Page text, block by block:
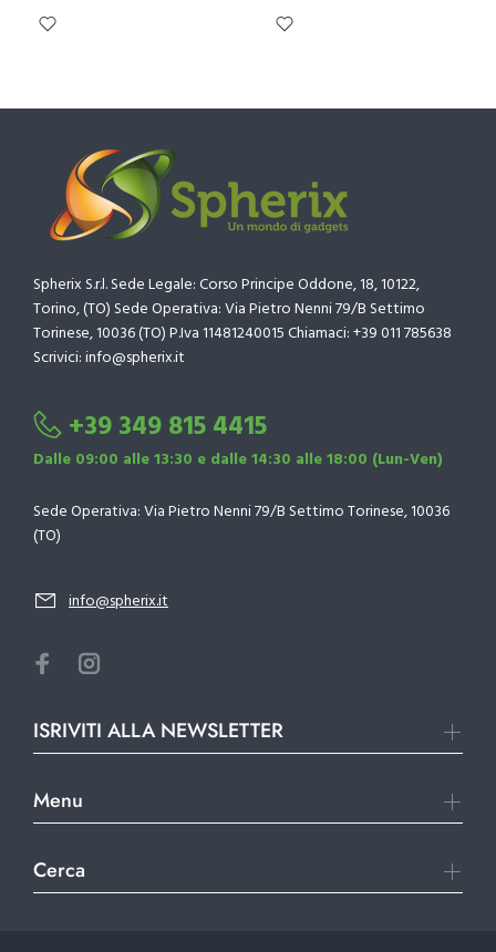
Spherix S.r.l. Sede Legale: Corso Principe Oddone, 18, 10122,
Torino, (TO) Sede Operativa: Via Pietro Nenni 79/B Settimo
Torinese, 10036 (TO) P.Iva 11481240015 Chiamaci: +39 011 785638
Scrivici: info@spherix.it
+39 349 815 4415
Dalle 09:00 alle 13:30 e dalle 14:30 alle 18:00 (Lun-Ven)
Sede Operativa: Via Pietro Nenni 79/B Settimo Torinese, 10036
(TO)
info@spherix.it
ISRIVITI ALLA NEWSLETTER
Menu
Cerca